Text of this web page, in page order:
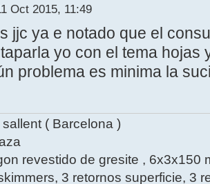
Oct 2015, 11:49
jjc ya e notado que el
yo con el tema hojas
problema es minima la
( Barcelona )
revestido de gresite , 6x3x150
3 retornos superficie, 3